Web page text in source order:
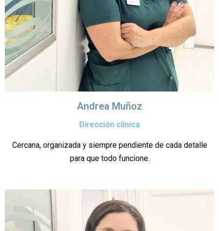
Andrea Muñoz
Dirección clínica
Cercana, organizada y siempre pendiente de cada detalle
para que todo funcione.